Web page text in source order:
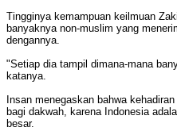
Tingginya kemampuan keilmuan
banyaknya non-muslim yang
dengannya.
"Setiap dia tampil dimana-mana
katanya.
Insan menegaskan bahwa
bagi dakwah, karena Indonesia
besar.